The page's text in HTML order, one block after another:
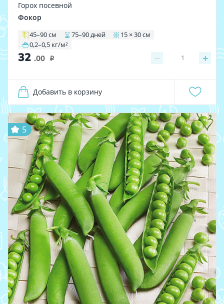
Горох посевной
Фокор
45–90 см 75–90 дней
15 × 30 см
0,2–0,5 кг/м²
32 .00 i − +
1
Добавить в корзину
5